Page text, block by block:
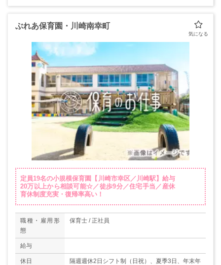
ぶれあ保育園・川崎南幸町
定員19名の小規模保育園【川崎市幸区／川崎駅】給与
20万以上から相談可能☆／徒歩9分／住宅手当／産休
育休制度充実・復帰率高い！
職種・雇用形
態
保育士 / 正社員
給与
休日
隔週週休2日シフト制（日祝）、夏季3日、年末年